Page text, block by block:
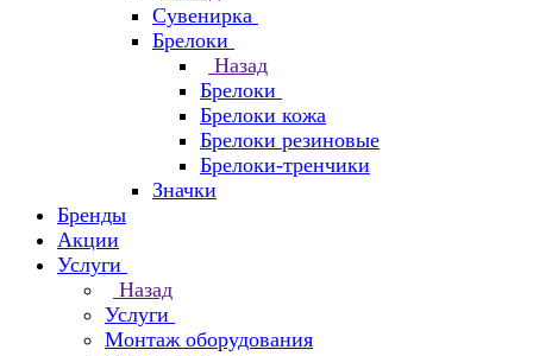
Сувенирка
Брелоки
Назад
Брелоки
Брелоки кожа
Брелоки резиновые
Брелоки-тренчики
Значки
Бренды
Акции
Услуги
Назад
Услуги
Монтаж оборудования